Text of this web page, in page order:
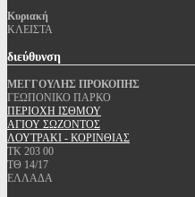
Κυριακή
ΚΛΕΙΣΤΑ
διεύθυνση
ΜΕΓΓΟΥΛΗΣ ΠΡΟΚΟΠΗΣ
ΓΕΩΠΟΝΙΚΟ ΠΑΡΚΟ
ΠΕΡΙΟΧΗ ΙΣΘΜΟΥ
ΑΓΙΟΥ ΣΩΖΟΝΤΟΣ
ΛΟΥΤΡΑΚΙ - ΚΟΡΙΝΘΙΑΣ
ΤΚ 203 00
ΤΘ 14/17
ΕΛΛΑΔΑ